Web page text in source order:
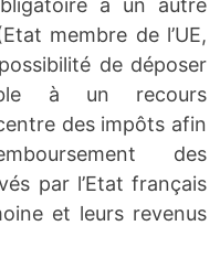
à un autre
membre de l’UE,
de déposer
à un recours
des impôts afin
des
par l’Etat français
et leurs revenus